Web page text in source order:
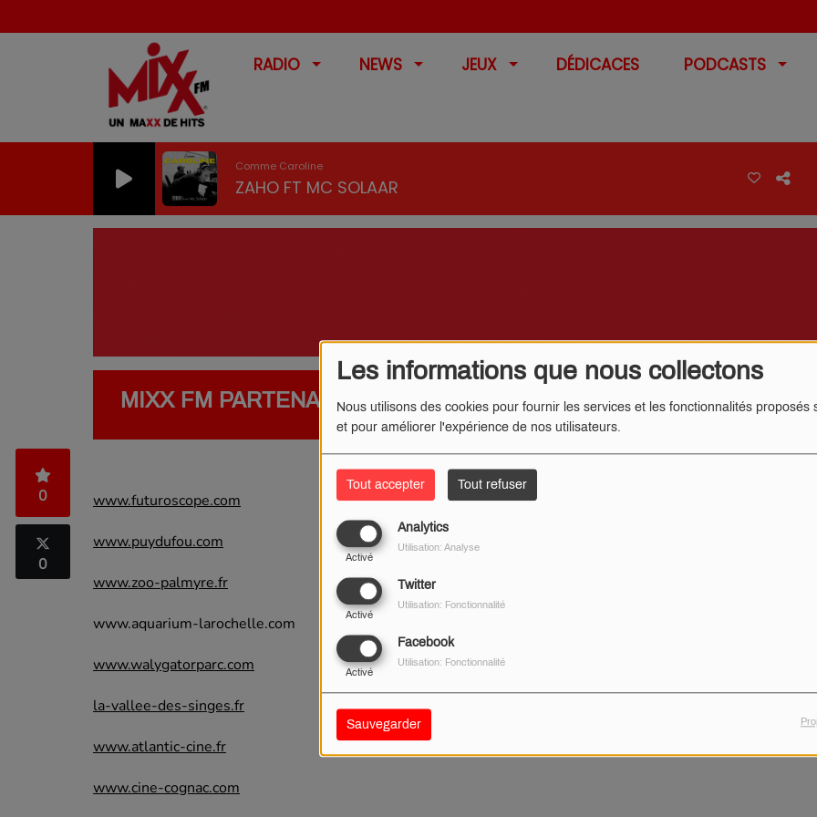
Les informations que nous collectons
Nous utilisons des cookies pour fournir les services et les fonctionnalités proposés
et pour améliorer l'expérience de nos utilisateurs.
Tout accepter Tout refuser
Analytics
Activé
Utilisation: Analyse
Twitter
Activé
Utilisation: Fonctionnalité
Facebook
Activé
Utilisation: Fonctionnalité
Sauvegarder
RADIO NEWS JEUX DÉDICACES PODCASTS
Comme Caroline
ZAHO FT MC SOLAAR
MIXX FM PARTENAIRES
0
0
www.futuroscope.com
www.puydufou.com
www.zoo-palmyre.fr
www.aquarium-larochelle.com
www.walygatorparc.com
la-vallee-des-singes.fr
www.atlantic-cine.fr
www.cine-cognac.com